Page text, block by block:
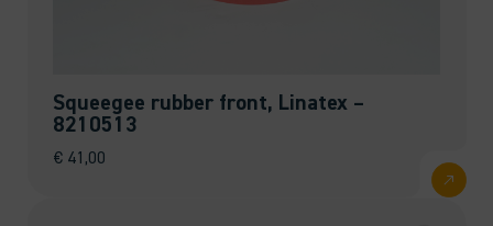
Squeegee rubber front, Linatex –
8210513
€ 41,00